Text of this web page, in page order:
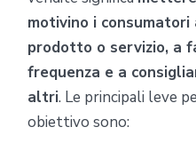
motivino i
prodotto o servizio, a
frequenza e a
altri. Le principali leve
obiettivo sono: